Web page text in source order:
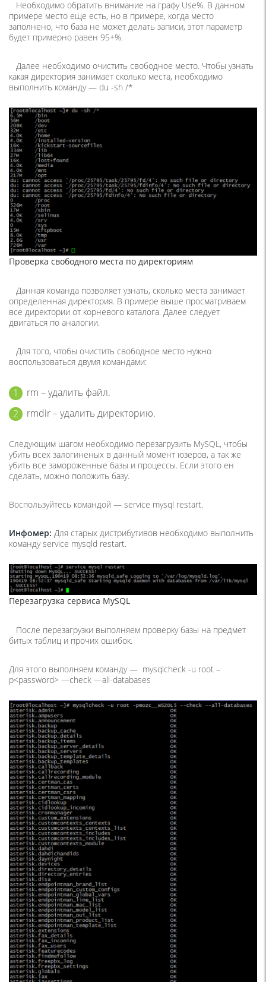
Необходимо обратить внимание на графу Use%. В данном
примере место еще есть, но в примере, когда место
заполнено, что база не может делать записи, этот параметр
будет примерно равен 95+%.
Далее необходимо очистить свободное место. Чтобы узнать
какая директория занимает сколько места, необходимо
выполнить команду — du -sh /*
Проверка свободного места по директориям
Данная команда позволяет узнать, сколько места занимает
определенная директория. В примере выше просматриваем
все директории от корневого каталога. Далее следует
двигаться по аналогии.
Для того, чтобы очистить свободное место нужно
воспользоваться двумя командами:
rm – удалить файл.
rmdir– удалить директорию.
Следующим шагом необходимо перезагрузить MySQL, чтобы
убить всех залогиненых в данный момент юзеров, а так же
убить все замороженные базы и процессы. Если этого ен
сделать, можно положить базу.
Воспользуйтесь командой — service mysql restart.
Инфомер: Для старых дистрибутивов необходимо выполнить
командуservice mysqld restart.
Перезагрузка сервиса MySQL
После перезагрузки выполняем проверку базы на предмет
битых таблиц и прочих ошибок.
Для этого выполняем команду — mysqlcheck -u root –
p<password> —check —all-databases